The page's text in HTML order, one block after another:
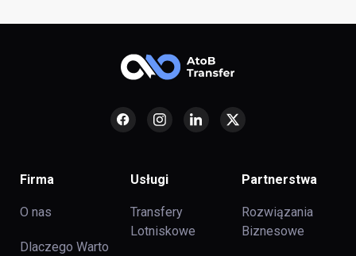
Firma
O nas
Dlaczego Warto
Usługi
Transfery
Lotniskowe
Partnerstwa
Rozwiązania
Biznesowe